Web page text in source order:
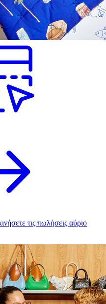
τις πωλήσεις αύριο